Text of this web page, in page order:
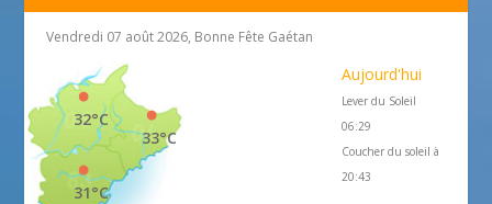
Vendredi 07 août 2026, Bonne Fête Gaétan
33°C
32°C
31°C
Aujourd'hui
Lever du Soleil
06:29
Coucher du soleil à
20:43